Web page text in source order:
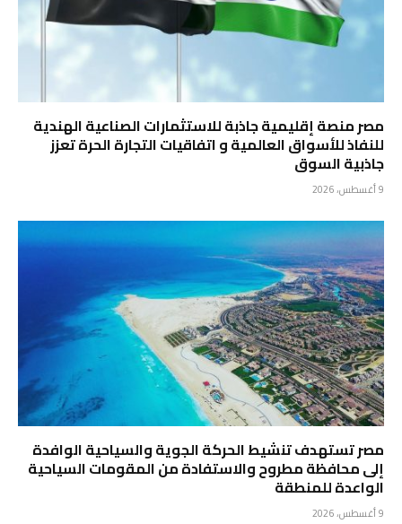
مصر منصة إقليمية جاذبة للاستثمارات الصناعية الهندية
للنفاذ للأسواق العالمية و اتفاقيات التجارة الحرة تعزز
جاذبية السوق
9 أغسطس، 2026
مصر تستهدف تنشيط الحركة الجوية والسياحية الوافدة
إلى محافظة مطروح والاستفادة من المقومات السياحية
الواعدة للمنطقة
9 أغسطس، 2026